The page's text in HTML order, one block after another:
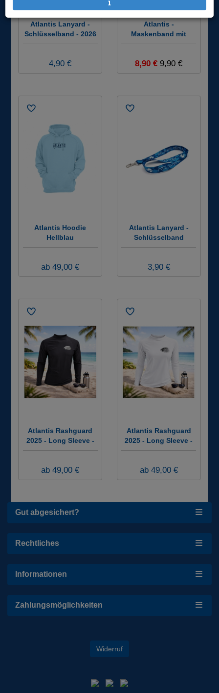
Atlantis Lanyard -
Schlüsselband - 2026
4,90 €
Atlantis -
Maskenband mit
Klettverschluss -
8,90 €9,90 €
Atlantis Hoodie
Hellblau
ab 49,00 €
Atlantis Lanyard -
Schlüsselband
3,90 €
Atlantis Rashguard
2025 - Long Sleeve -
Farbe: Schwarz -
ab 49,00 €
Atlantis Rashguard
2025 - Long Sleeve -
Farbe: Weiß - Damen
ab 49,00 €
Gut abgesichert?
Rechtliches
Informationen
Zahlungsmöglichkeiten
Widerruf